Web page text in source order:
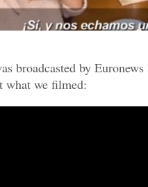
broadcasted by
what we filmed: